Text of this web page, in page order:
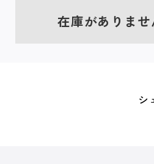
在庫がありませ
シ